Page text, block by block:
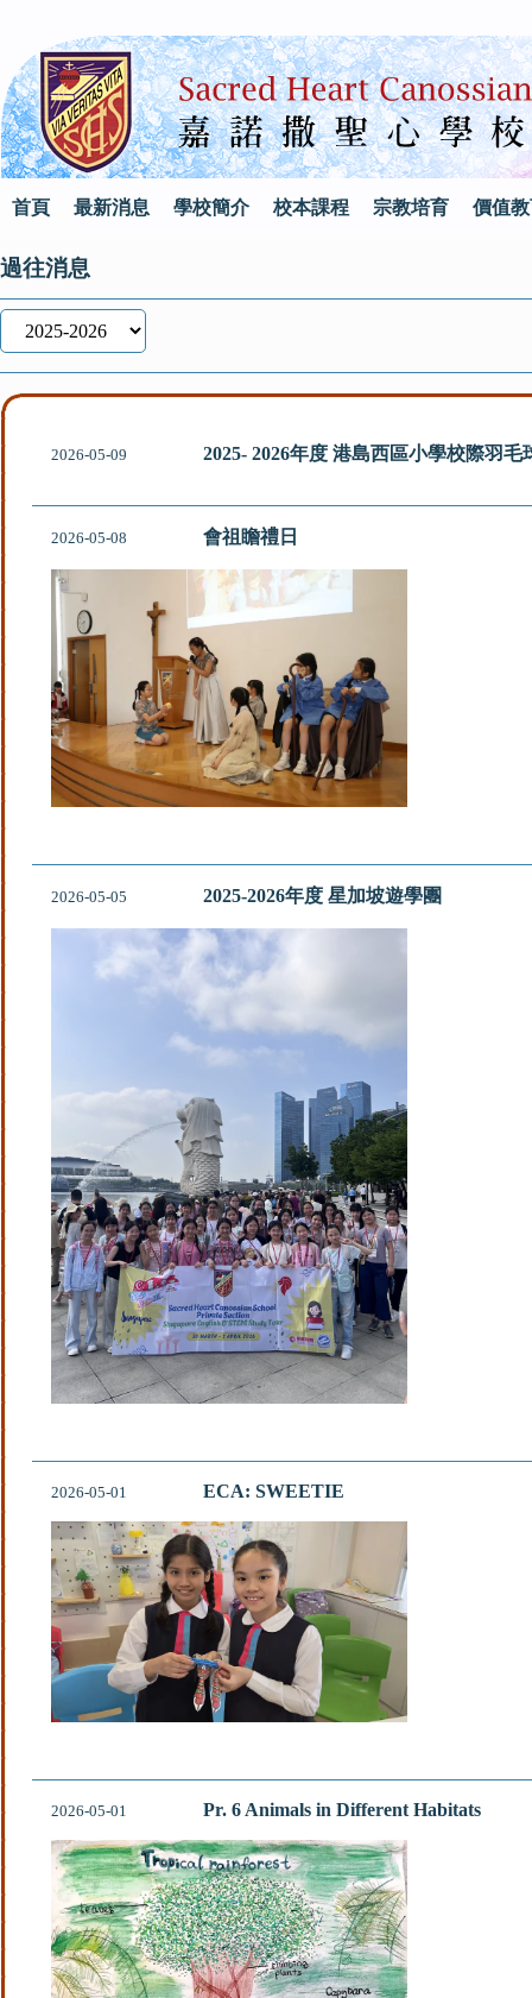
首頁 最新消息 學校簡介 校本課程 宗教培育 價值
過往消息
2026-05-09 2025- 2026年度 港島西區小學校際羽毛
2026-05-08 會祖瞻禮日
2026-05-05 2025-2026年度 星加坡遊學團
2026-05-01 ECA: SWEETIE
2026-05-01 Pr. 6 Animals in Different Habitats